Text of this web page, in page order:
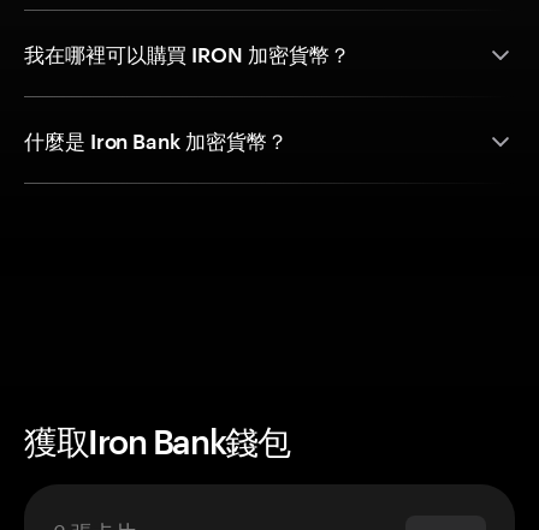
我在哪裡可以購買 IRON 加密貨幣？
什麼是 Iron Bank 加密貨幣？
獲取Iron Bank錢包